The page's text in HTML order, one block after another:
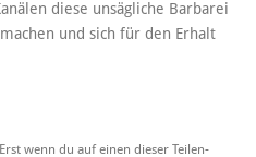
diese unsägliche Barbarei
und sich für den Erhalt
wenn du auf einen dieser Teilen-